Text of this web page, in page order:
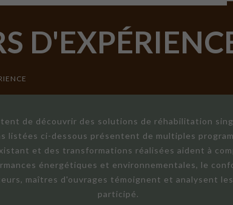
de découvrir des solutions de réhabilitation
listées ci-dessous présentent de multiples
et des transformations réalisées aident à
énergétiques et environnementales, le
maîtres d'ouvrages témoignent et analysent
participé.